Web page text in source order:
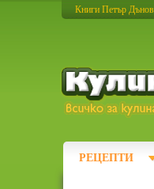
Книги Петър Дънов
РЕЦЕПТИ